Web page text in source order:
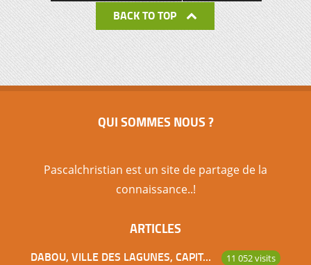
BACK TO TOP
QUI SOMMES NOUS ?
Pascalchristian est un site de partage de la
connaissance..!
ARTICLES
DABOU, VILLE DES LAGUNES, CAPITALE DES ADJOUKROU 11 052 visits